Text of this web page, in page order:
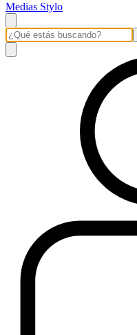
Medias Stylo